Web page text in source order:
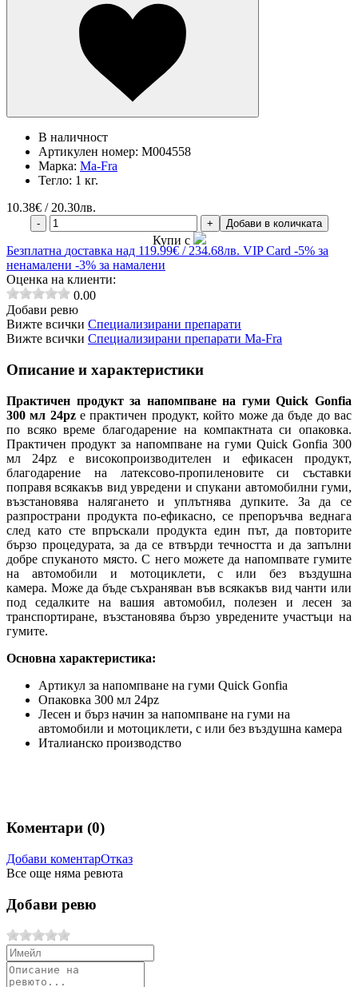
В наличност
Артикулен номер: M004558
Марка: Ma-Fra
Тегло: 1 кг.
10.38€ / 20.30лв.
- + Добави в количката
Купи с
Безплатна доставка над 119.99€ / 234.68лв. VIP Card -5% за
ненамалени -3% за намалени
Оценка на клиенти:
0.00
Добави ревю
Вижте всички Специализирани препарати
Вижте всички Специализирани препарати Ma-Fra
Описание и характеристики
Практичен продукт за напомпване на гуми Quick Gonfia
300 мл 24pzе практичен продукт, който може да бъде до вас
по всяко време благодарение на компактната си опаковка.
Практичен продукт за напомпване на гуми Quick Gonfia 300
мл 24pz е високопроизводителен и ефикасен продукт,
благодарение на латексово-пропиленовите си съставки
поправя всякакъв вид увредени и спукани автомобилни гуми,
възстановява налягането и уплътнява дупките. За да се
разпространи продукта по-ефикасно, се препоръчва веднага
след като сте впръскали продукта един път, да повторите
бързо процедурата, за да се втвърди течността и да запълни
добре спуканото място. С него можете да напомпвате гумите
на автомобили и мотоциклети, с или без въздушна
камера. Може да бъде съхраняван във всякакъв вид чанти или
под седалките на вашия автомобил, полезен и лесен за
транспортиране, възстановява бързо увредените участъци на
гумите.
Основна характеристика:
Артикул за напомпване на гуми Quick Gonfia
Опаковка 300 мл 24pz
Лесен и бърз начин за напомпване на гуми на
автомобили и мотоциклети, с или без въздушна камера
Италианско производство
Коментари (0)
Добави коментарОтказ
Все още няма ревюта
Добави ревю